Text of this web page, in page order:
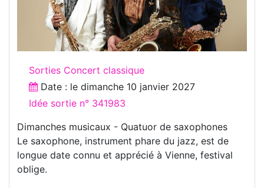
Sorties Concert classique
Date : le dimanche 10 janvier 2027
Idée sortie n° 341983
Dimanches musicaux - Quatuor de saxophones
Le saxophone, instrument phare du jazz, est de
longue date connu et apprécié à Vienne, festival
oblige.